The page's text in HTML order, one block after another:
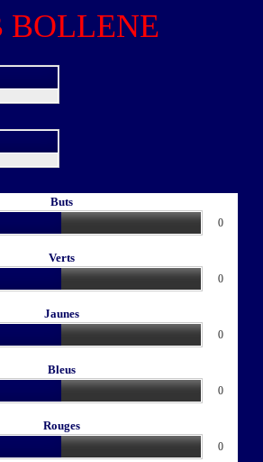
BOLLENE
Buts
0
Verts
0
Jaunes
0
Bleus
0
Rouges
0